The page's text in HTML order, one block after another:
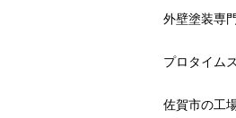
外壁塗装専
プロタイム
佐賀市の工